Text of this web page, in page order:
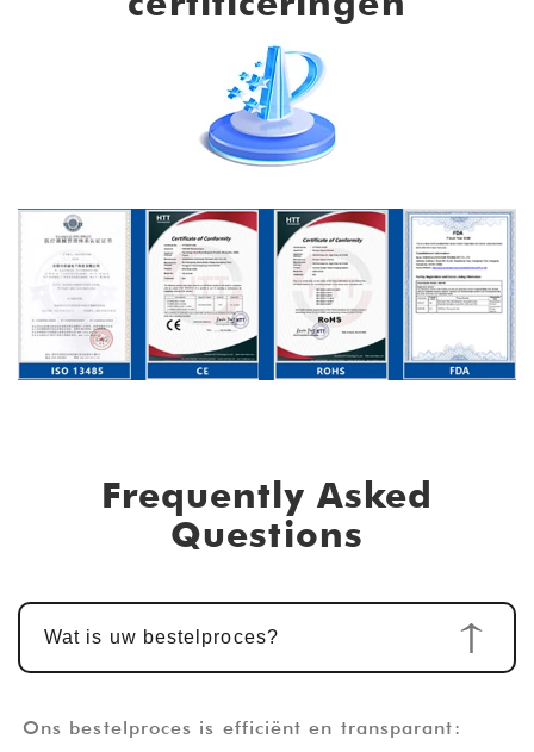
Frequently Asked
Questions
Wat is uw bestelproces?
Ons bestelproces is efficiënt en transparant: